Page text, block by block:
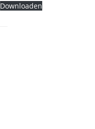
Downloaden